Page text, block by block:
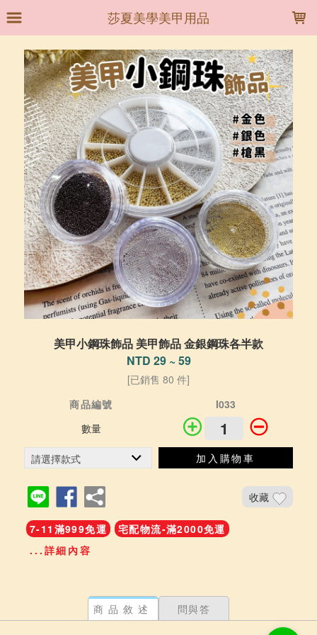
莎夏美學美甲用品
美甲小鋼珠飾品 美甲飾品 金銀鋼珠各半款
NTD 29 ~ 59
[已銷售 80 件]
商品編號
I033
數量
加入購物車
收藏
7-11滿999免運
宅配物流-滿2000免運
...詳細內容
商品敘述 問與答